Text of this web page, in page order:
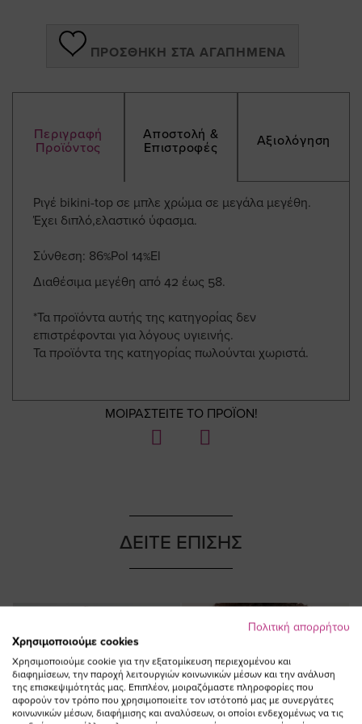
ΠΡΟΣΘΉΚΗ ΣΤΑ ΑΓΑΠΗΜΈΝΑ
Περιγραφή
Προϊόντος
Αποστολή &
Επιστροφές
Αξιολόγηση
Ριγέ bikini-top σε μπλε χρώμα σε μεγάλα μεγέθη.
Έχει διπλό,ελαστικό ύφασμα.
Σύνθεση: 86%Pol 14%El
Διαθέσιμα μεγέθη από 42 έως 58.
*Τα προϊόντα αυτής της κατηγορίας δεν
επιστρέφονται για λόγους υγιεινής.
Τα προϊόντα της κατηγορίας πωλούνται χωριστά.
ΜΟΙΡΑΣΤΕΙΤΕ ΤΟ ΠΡΟΪΟΝ!
ΔΕΙΤΕ ΕΠΙΣΗΣ
Πολιτική απορρήτου
Χρησιμοποιούμε cookies
Χρησιμοποιούμε cookie για την εξατομίκευση περιεχομένου και
διαφημίσεων, την παροχή λειτουργιών κοινωνικών μέσων και την ανάλυση
της επισκεψιμότητάς μας. Επιπλέον, μοιραζόμαστε πληροφορίες που
αφορούν τον τρόπο που χρησιμοποιείτε τον ιστότοπό μας με συνεργάτες
κοινωνικών μέσων, διαφήμισης και αναλύσεων, οι οποίοι ενδεχομένως να τις